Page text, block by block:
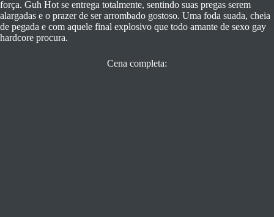
força. Guh Hot se entrega totalmente, sentindo suas pregas serem
alargadas e o prazer de ser arrombado gostoso. Uma foda suada, cheia
de pegada e com aquele final explosivo que todo amante de sexo gay
hardcore procura.
Cena completa: